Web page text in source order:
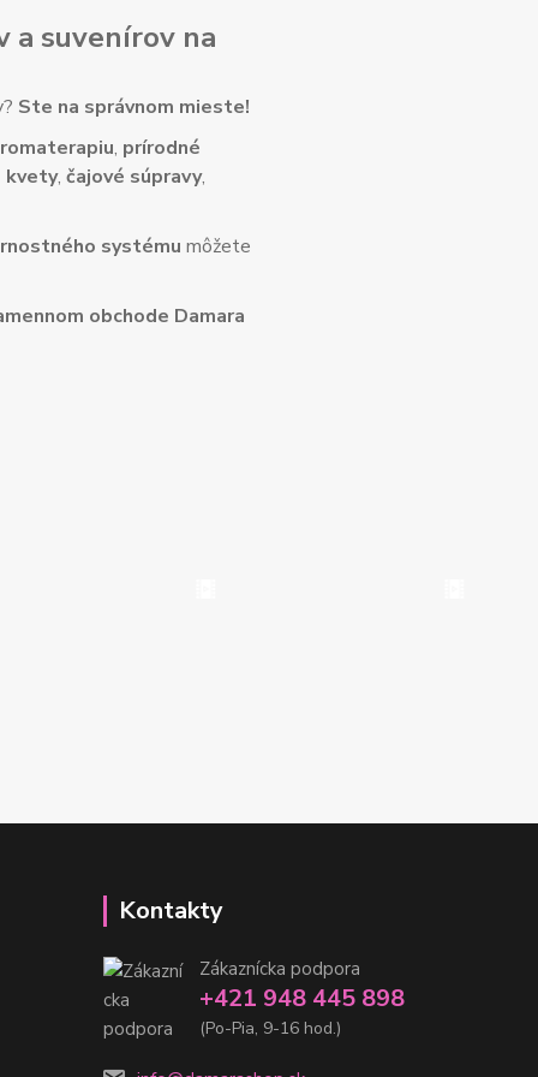
a suvenírov na
Ste na správnom mieste!
, prírodné
kvety, čajové súpravy,
systému môžete
obchode Damara
Kontakty
Zákaznícka podpora
+421 948 445 898
(Po-Pia, 9-16 hod.)